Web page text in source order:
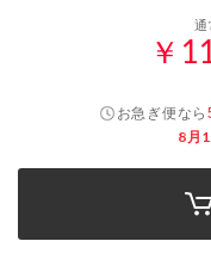
￥
お急ぎ便なら
8月